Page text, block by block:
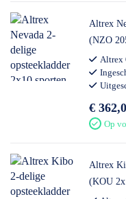
Altrex
(NZO
Altrex
€
Op
Altrex
(KOU